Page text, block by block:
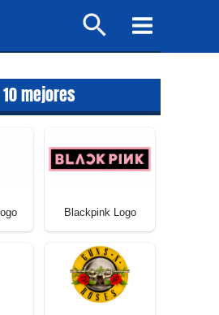
Buscar
Main
Menu
10 mejores
Blackpink Logo